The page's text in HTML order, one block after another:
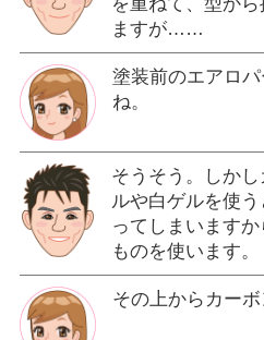
を重ねて、型か
ますが……
塗装前のエアロ
ね。
そうそう。しか
ルや白ゲルを使
ってしまいます
ものを使います。
その上からカーボ